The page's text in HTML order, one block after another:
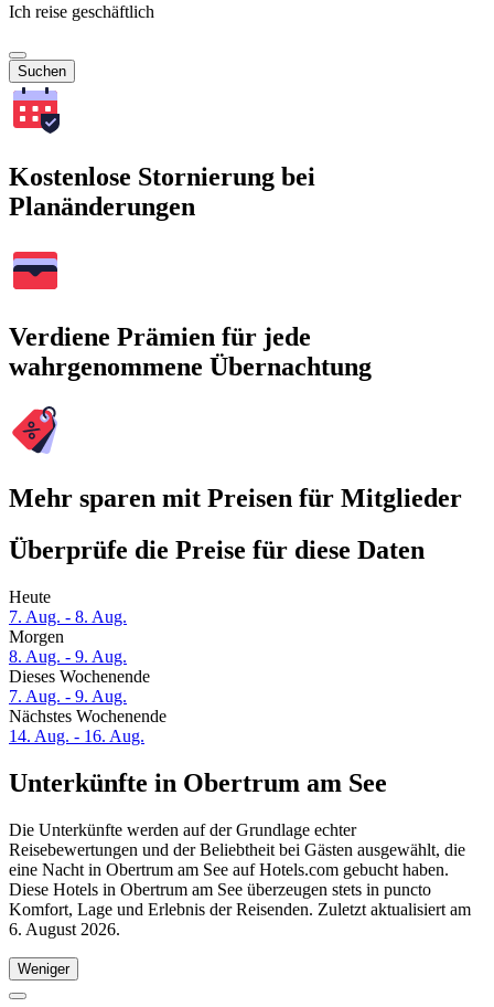
Ich reise geschäftlich
Suchen
Kostenlose Stornierung bei
Planänderungen
Verdiene Prämien für jede
wahrgenommene Übernachtung
Mehr sparen mit Preisen für Mitglieder
Überprüfe die Preise für diese Daten
Heute
7. Aug. - 8. Aug.
Morgen
8. Aug. - 9. Aug.
Dieses Wochenende
7. Aug. - 9. Aug.
Nächstes Wochenende
14. Aug. - 16. Aug.
Unterkünfte in Obertrum am See
Die Unterkünfte werden auf der Grundlage echter
Reisebewertungen und der Beliebtheit bei Gästen ausgewählt, die
eine Nacht in Obertrum am See auf Hotels.com gebucht haben.
Diese Hotels in Obertrum am See überzeugen stets in puncto
Komfort, Lage und Erlebnis der Reisenden. Zuletzt aktualisiert am
6. August 2026.
Weniger